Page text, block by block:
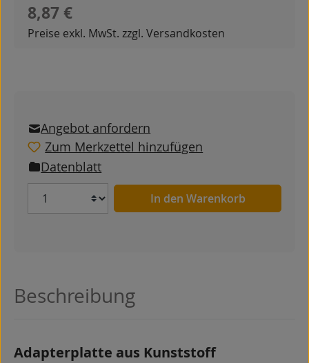
Regulärer Preis:
8,87 €
Preise exkl. MwSt. zzgl. Versandkosten
Angebot anfordern
Zum Merkzettel hinzufügen
Datenblatt
Anzahl In den Warenkorb
Beschreibung
Adapterplatte aus Kunststoff